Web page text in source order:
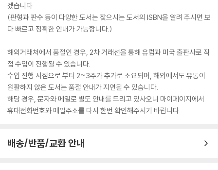
겠습니다.
(판형과 판수 등이 다양한 도서는 찾으시는 도서의 ISBN을 알려 주시면 보
다 빠르고 정확한 안내가 가능합니다.)
해외거래처에서 품절인 경우, 2차 거래선을 통해 유럽과 미국 출판사로 직
접 수입이 진행될 수 있습니다.
수입 진행 시점으로 부터 2~3주가 추가로 소요되며, 해외에서도 유통이
원활하지 않은 도서는 품절 안내가 지연될 수 있습니다.
해당 경우, 문자와 메일로 별도 안내를 드리고 있사오니 마이페이지에서
휴대전화번호와 메일주소를 다시 한번 확인해주시기 바랍니다.
배송/반품/교환 안내